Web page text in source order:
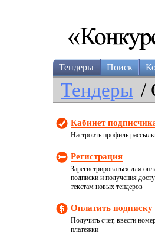
Тендеры Поиск
Тендеры /
Кабинет
Настроить профиль
Регистрация
Зарегистрироваться для
подписки и получения
текстам новых тендеров
Оплатить подписку
Получить счет, ввести
платежки